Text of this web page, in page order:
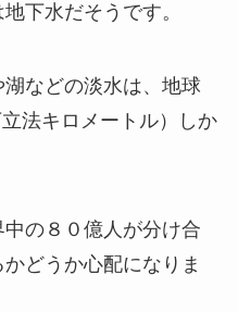
下水だそうです。
などの淡水は、地球
法キロメートル）しか
の８０億人が分け合
どうか心配になりま